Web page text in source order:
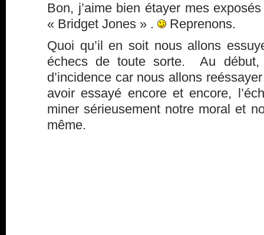
Bon, j’aime bien étayer mes
« Bridget Jones » .
Reprenons.
Quoi qu’il en soit nous allons
échecs de toute sorte. Au début,
d’incidence car nous allons
avoir essayé encore et encore,
miner sérieusement notre moral et
même.